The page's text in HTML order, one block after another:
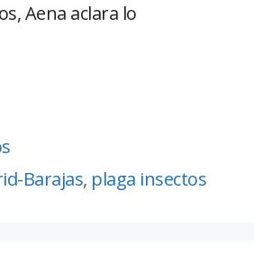
Aena aclara lo
Barajas, plaga insectos